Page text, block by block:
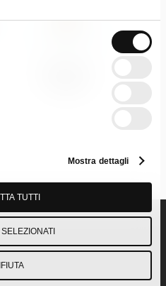
Mostra dettagli
TUTTI